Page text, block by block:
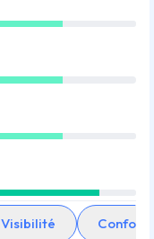
Visibilité Confort